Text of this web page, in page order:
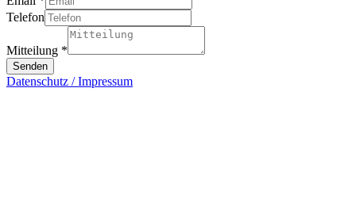
Telefon
Mitteilung *
Senden
Datenschutz / Impressum